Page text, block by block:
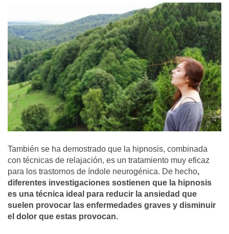
También se ha demostrado que la hipnosis, combinada
con técnicas de relajación, es un tratamiento muy eficaz
para los trastornos de índole neurogénica. De hecho,
diferentes investigaciones sostienen que la hipnosis
es una técnica ideal para reducir la ansiedad que
suelen provocar las enfermedades graves y disminuir
el dolor que estas provocan.